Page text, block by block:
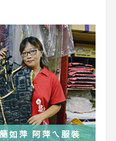
如萍 阿萍ㄟ服裝